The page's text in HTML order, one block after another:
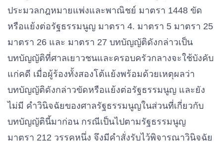
ประมวลกฎหมายแพ่งและพาณิชย์ มาตรา 1448 ขัด
หรือแย้งต่อรัฐธรรมนูญ มาตรา 4. มาตรา 5 มาตรา 25
มาตรา 26 และ มาตรา 27 บทบัญญัติดังกล่าวเป็น
บทบัญญัติที่ศาลเยาวชนและครอบครัวกลางจะใช้บังคับ
แก่คดี เมื่อผู้ร้องทั้งสองโต้แย้งพร้อมด้วยเหตุผลว่า
บทบัญญัติดังกล่าวขัดหรือแย้งต่อรัฐธรรมนูญ และยัง
ไม่มี คําวินิจฉัยของศาลรัฐธรรมนูญในส่วนที่เกี่ยวกับ
บทบัญญัตินี้มาก่อน กรณีเป็นไปตามรัฐธรรมนูญ
มาตรา 212 วรรคหนึ่ง จึงมีคําสั่งรับไว้พิจารณาวินิจฉัย